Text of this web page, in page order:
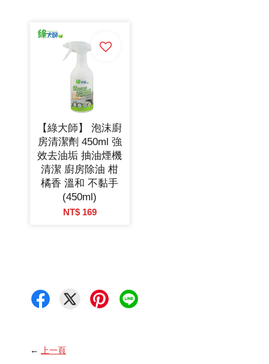
【綠大師】 泡沫廚
房清潔劑 450ml 強
效去油垢 抽油煙機
清潔 廚房除油 柑
橘香 溫和 不黏手
(450ml)
NT$ 169
← 上一頁